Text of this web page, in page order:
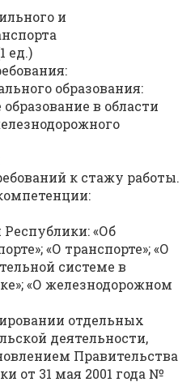
и
ед.)
образования:
в области
к стажу работы.
«Об
«О транспорте»; «О
системе в
«О железнодорожном
отдельных
деятельности,
Правительства
от 31 мая 2001 года №